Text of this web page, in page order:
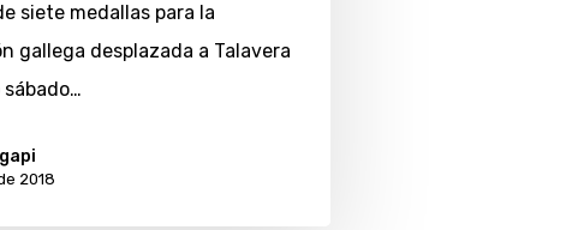
siete medallas para la
gallega desplazada a Talavera
sábado…
2018